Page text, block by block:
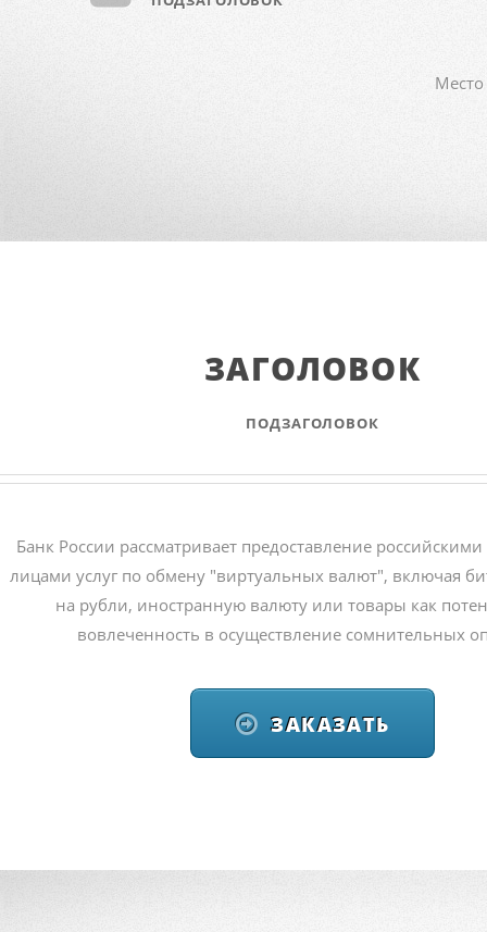
ЗАГОЛОВОК
ПОДЗАГОЛОВОК
Банк России рассматривает предоставление
лицами услуг по обмену "виртуальных валют", включая
на рубли, иностранную валюту или товары как
вовлеченность в осуществление сомнительных
ЗАКАЗАТЬ